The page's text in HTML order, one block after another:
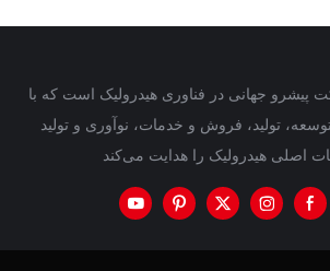
پیشرو جهانی در فناوری هیدرولیک است که با
تولید، فروش و خدمات، نوآوری و تولید